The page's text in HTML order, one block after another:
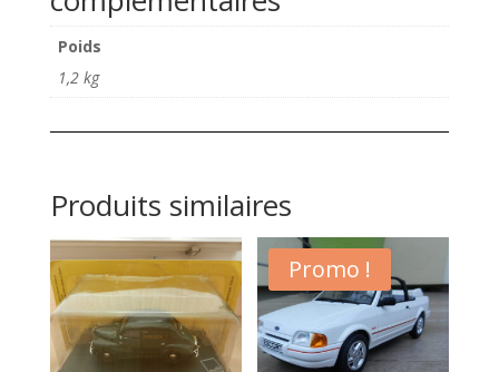
ZR
160
1/18
Poids
1,2 kg
Produits similaires
Promo !